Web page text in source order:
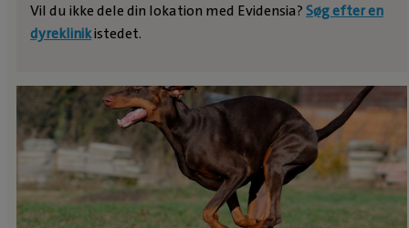
Vil du ikke dele din lokation med Evidensia?Søg efter en
dyreklinikistedet.